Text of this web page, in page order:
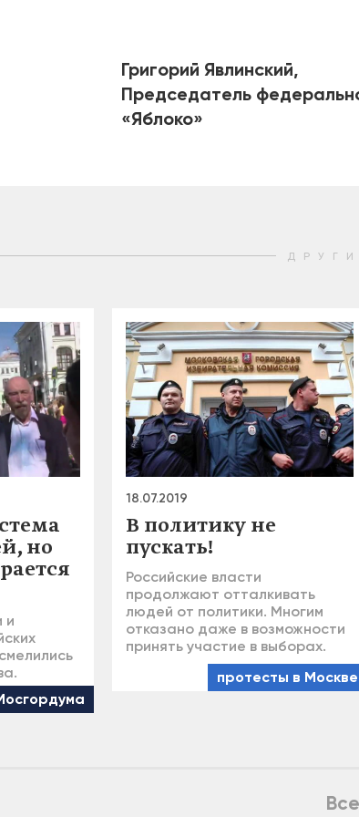
Григорий Явлинский,
Председатель
«Яблоко»
но
и
18.07.2019
В политику не
пускать!
Российские власти
продолжают отталкивать
людей от политики. Многим
отказано даже в возможности
принять участие в выборах.
протесты в Москве